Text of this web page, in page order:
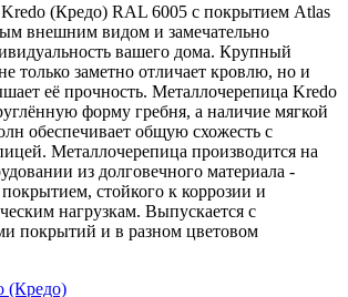
(Кредо) RAL 6005 с покрытием Atlas
внешним видом и замечательно
вашего дома. Крупный
только заметно отличает кровлю, но и
её прочность. Металлочерепица Kredo
форму гребня, а наличие мягкой
обеспечивает общую схожесть с
Металлочерепица производится на
из долговечного материала -
стойкого к коррозии и
нагрузкам. Выпускается с
покрытий и в разном цветовом
(Кредо)